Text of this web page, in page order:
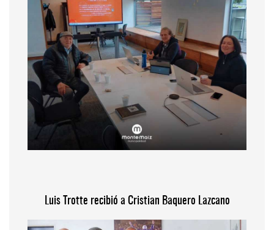
Luis Trotte recibió a Cristian Baquero Lazcano